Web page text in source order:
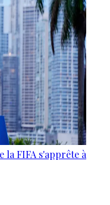
la FIFA s'apprête à